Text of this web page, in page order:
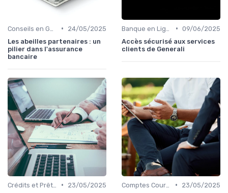
•
24/05/2025
Les abeilles partenaires : un
pilier dans l'assurance
bancaire
• 09/06/2025
Accès sécurisé aux services
clients de Generali
•
23/05/2025
•
23/05/2025